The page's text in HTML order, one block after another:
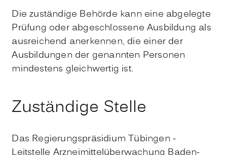
Die zuständige Behörde kann eine abgelegte
Prüfung oder abgeschlossene Ausbildung als
ausreichend anerkennen, die einer der
Ausbildungen der genannten Personen
mindestens gleichwertig ist.
Zuständige Stelle
Das Regierungspräsidium Tübingen -